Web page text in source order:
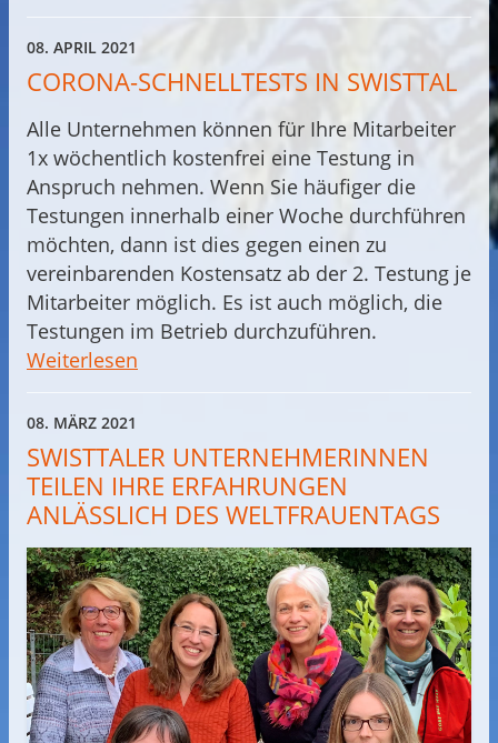
08. APRIL 2021
CORONA-SCHNELLTESTS IN SWISTTAL
Alle Unternehmen können für Ihre Mitarbeiter
1x wöchentlich kostenfrei eine Testung in
Anspruch nehmen. Wenn Sie häufiger die
Testungen innerhalb einer Woche durchführen
möchten, dann ist dies gegen einen zu
vereinbarenden Kostensatz ab der 2. Testung je
Mitarbeiter möglich. Es ist auch möglich, die
Testungen im Betrieb durchzuführen.
Weiterlesen
08. MÄRZ 2021
SWISTTALER UNTERNEHMERINNEN
TEILEN IHRE ERFAHRUNGEN
ANLÄSSLICH DES WELTFRAUENTAGS